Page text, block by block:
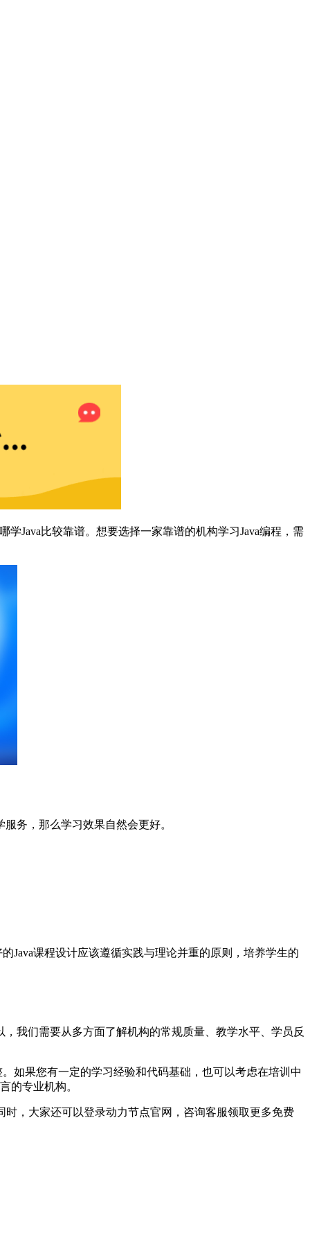
Java比较靠谱。想要选择一家靠谱的机构学习Java编程，需
务，那么学习效果自然会更好。
Java课程设计应该遵循实践与理论并重的原则，培养学生的
我们需要从多方面了解机构的常规质量、教学水平、学员反
如果您有一定的学习经验和代码基础，也可以考虑在培训中
的专业机构。
，大家还可以登录动力节点官网，咨询客服领取更多免费